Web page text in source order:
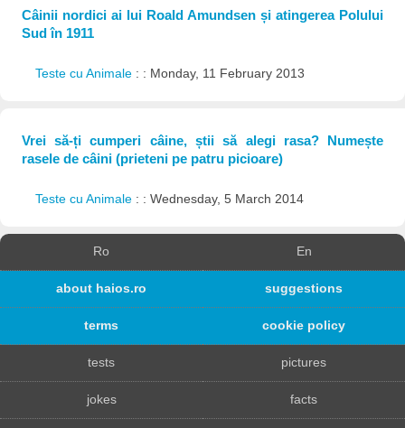
Câinii nordici ai lui Roald Amundsen și atingerea Polului
Sud în 1911
Teste cu Animale : : Monday, 11 February 2013
Vrei să-ți cumperi câine, știi să alegi rasa? Numește
rasele de câini (prieteni pe patru picioare)
Teste cu Animale : : Wednesday, 5 March 2014
Ro En
about haios.ro suggestions
terms cookie policy
tests pictures
jokes facts